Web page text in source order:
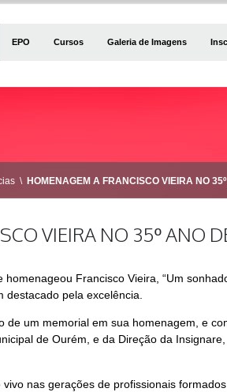
EPO Cursos Galeria de Imagens
\ HOMENAGEM A FRANCISCO VIEIRA NO
VIEIRA NO 35º ANO
Francisco Vieira, “Um
pela excelência.
de um memorial em sua homenagem, e
de Ourém, e da Direção da
nas gerações de profissionais